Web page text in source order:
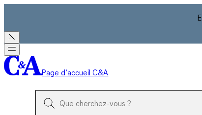
Page d’accueil C&A